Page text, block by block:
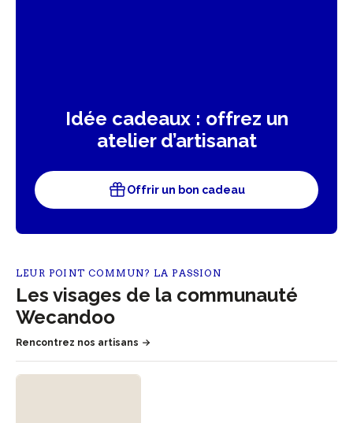
Idée cadeaux : offrez un
atelier d’artisanat
Offrir un bon cadeau
LEUR POINT COMMUN? LA PASSION
Les visages de la communauté
Wecandoo
Rencontrez nos artisans